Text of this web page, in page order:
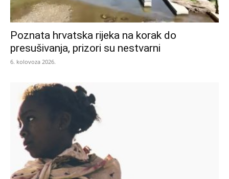
Poznata hrvatska rijeka na korak do
presušivanja, prizori su nestvarni
6. kolovoza 2026.